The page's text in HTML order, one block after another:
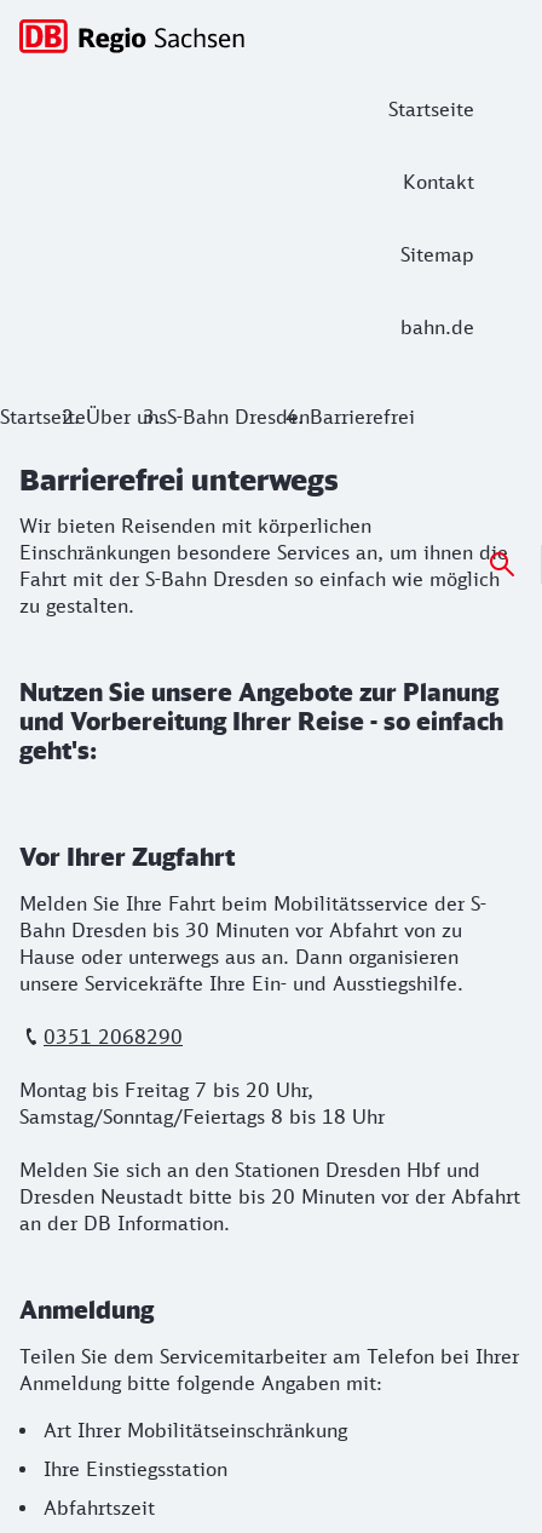
Startseite
Kontakt
Sitemap
bahn.de
Hauptnavigation
Barrierefrei unterwegs
StartseiteÜber unsS-Bahn DresdenBarrierefrei
Barrierefrei unterwegs
Wir bieten Reisenden mit körperlichen
Einschränkungen besondere Services an, um ihnen die
Fahrt mit der S-Bahn Dresden so einfach wie möglich
zu gestalten.
Nutzen Sie unsere Angebote zur Planung
und Vorbereitung Ihrer Reise - so einfach
geht's:
Vor Ihrer Zugfahrt
Melden Sie Ihre Fahrt beim Mobilitätsservice der S-
Bahn Dresden bis 30 Minuten vor Abfahrt von zu
Hause oder unterwegs aus an. Dann organisieren
unsere Servicekräfte Ihre Ein- und Ausstiegshilfe.
0351 2068290
Montag bis Freitag 7 bis 20 Uhr,
Samstag/Sonntag/Feiertags 8 bis 18 Uhr
Melden Sie sich an den Stationen Dresden Hbf und
Dresden Neustadt bitte bis 20 Minuten vor der Abfahrt
an der DB Information.
Anmeldung
Teilen Sie dem Servicemitarbeiter am Telefon bei Ihrer
Anmeldung bitte folgende Angaben mit:
Art Ihrer Mobilitätseinschränkung
Ihre Einstiegsstation
Abfahrtszeit